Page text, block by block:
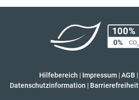
Hilfebereich | Impressum |AGB |
Datenschutzinformation | Barrierefreiheit